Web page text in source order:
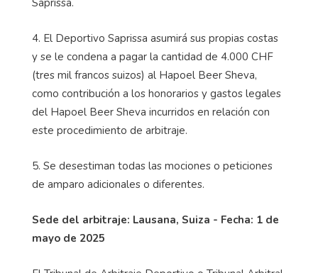
Saprissa.
4. El Deportivo Saprissa asumirá sus propias costas
y se le condena a pagar la cantidad de 4.000 CHF
(tres mil francos suizos) al Hapoel Beer Sheva,
como contribución a los honorarios y gastos legales
del Hapoel Beer Sheva incurridos en relación con
este procedimiento de arbitraje.
5. Se desestiman todas las mociones o peticiones
de amparo adicionales o diferentes.
Sede del arbitraje: Lausana, Suiza - Fecha: 1 de
mayo de 2025